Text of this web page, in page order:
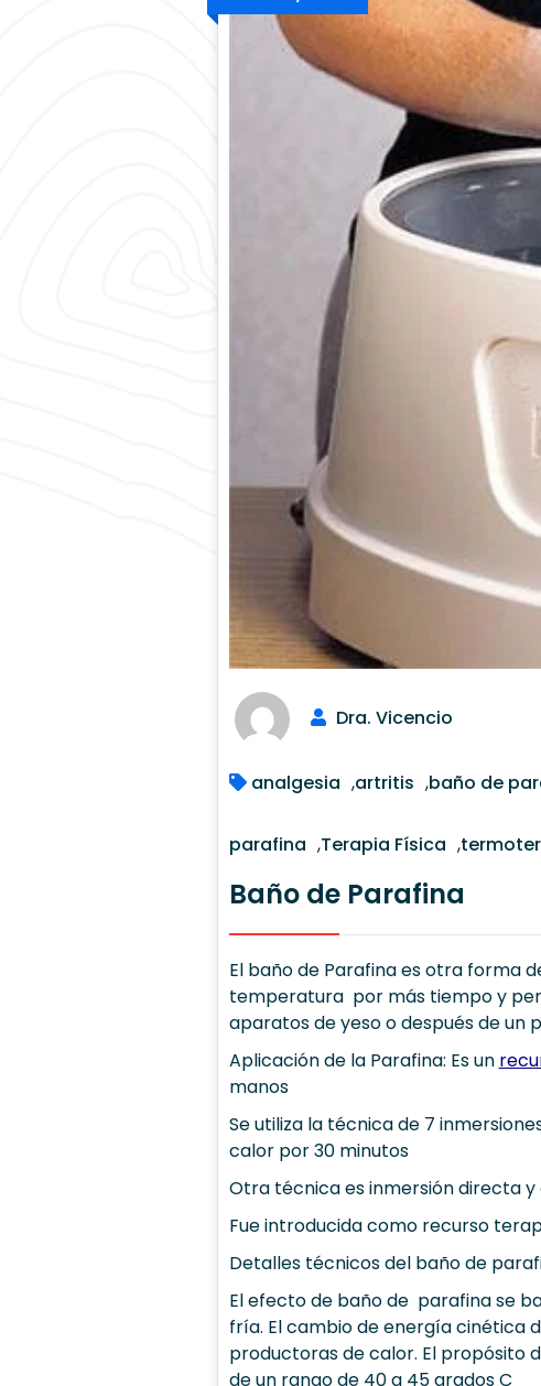
Dra. Vicencio
analgesia ,artritis ,baño de
parafina ,Terapia Física ,
Baño de Parafina
El baño de Parafina es otra forma
temperatura por más tiempo y
aparatos de yeso o después de un
Aplicación de la Parafina: Es un
manos
Se utiliza la técnica de 7
calor por 30 minutos
Otra técnica es inmersión directa
Fue introducida como recurso
Detalles técnicos del baño de
El efecto de baño de parafina se
fría. El cambio de energía cinética
productoras de calor. El propósito
de un rango de 40 a 45 grados C